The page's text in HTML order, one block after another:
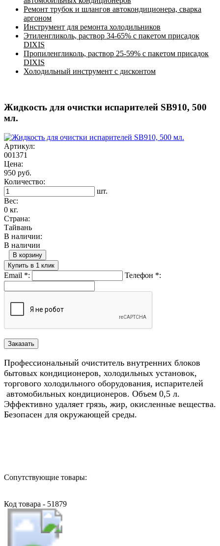
Ремонт трубок и шлангов автокондиционера, сварка
аргоном
Инструмент для ремонта холодильников
Этиленгликоль, раствор 34-65% с пакетом присадок
DIXIS
Пропиленгликоль, раствор 25-59% с пакетом присадок
DIXIS
Холодильный инструмент с дисконтом
Жидкость для очистки испарителей SB910, 500
мл.
Артикул:
001371
Цена:
950 руб.
Количество:
шт.
Вес:
0 кг.
Страна:
Тайвань
В наличии:
В наличии
В корзину
Купить в 1 клик
Email *: Телефон *:
Профессиональный очиститель внутренних блоков
бытовых кондиционеров, холодильных установок,
торгового холодильного оборудования, испарителей
автомобильных кондиционеров. Объем 0,5 л.
Эффективно удаляет грязь, жир, окисленные вещества.
Безопасен для окружающей среды.
Сопутствующие товары:
Код товара - 51879